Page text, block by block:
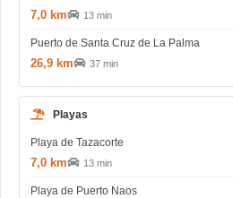
7,0 km 13 min
Puerto de Santa Cruz de La Palma
26,9 km 37 min
Playas
Playa de Tazacorte
7,0 km 13 min
Playa de Puerto Naos